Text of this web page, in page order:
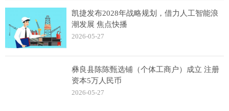
凯捷发布2028年战略规划，借力人工智能浪
潮发展 焦点快播
2026-05-27
彝良县陈陈甄选铺（个体工商户）成立 注册
资本5万人民币
2026-05-27